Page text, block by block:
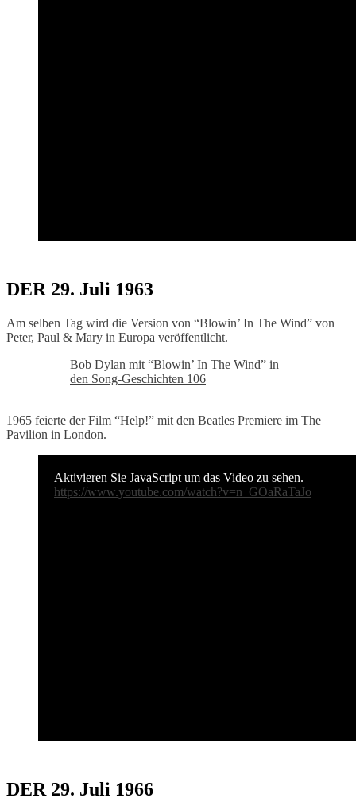
DER 29. Juli 1963
Am selben Tag wird die Version von “Blowin’ In The Wind” von
Peter, Paul & Mary in Europa veröffentlicht.
Bob Dylan mit “Blowin’ In The Wind” in
den Song-Geschichten 106
1965 feierte der Film “Help!” mit den Beatles Premiere im The
Pavilion in London.
Aktivieren Sie JavaScript um das Video zu sehen.
https://www.youtube.com/watch?v=n_GOaRaTaJo
DER 29. Juli 1966